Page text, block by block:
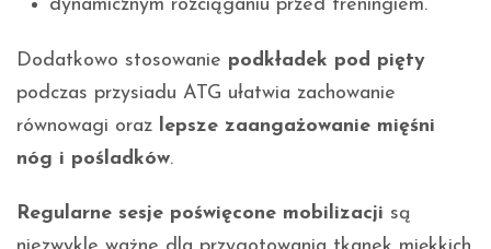
dynamicznym rozciąganiu przed treningiem.
Dodatkowo stosowanie podkładek pod pięty
podczas przysiadu ATG ułatwia zachowanie
równowagi oraz lepsze zaangażowanie mięśni
nóg i pośladków.
Regularne sesje poświęcone mobilizacji są